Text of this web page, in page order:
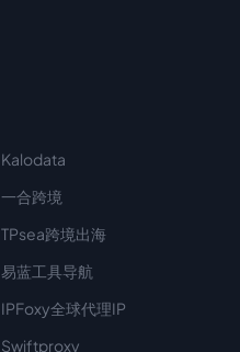
Kalodata
一合跨境
TPsea跨境出海
易蓝工具导航
IPFoxy全球代理IP
Swiftproxy